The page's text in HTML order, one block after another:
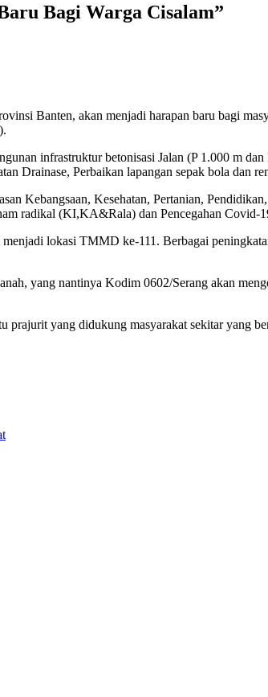
Bagi Warga Cisalam”
Banten, akan menjadi harapan baru bagi
infrastruktur betonisasi Jalan (P 1.000 m
Drainase, Perbaikan lapangan sepak bola dan
Kebangsaan, Kesehatan, Pertanian,
radikal (KI,KA&Rala) dan Pencegahan Covid-
lokasi TMMD ke-111. Berbagai
yang nantinya Kodim 0602/Serang akan
yang didukung masyarakat sekitar yang